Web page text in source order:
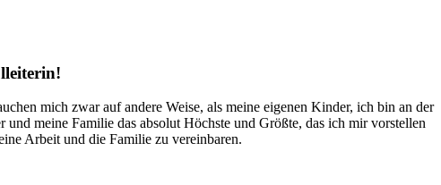
mich zwar auf andere Weise, als meine eigenen Kinder, ich bin an der
meine Familie das absolut Höchste und Größte, das ich mir vorstellen
Arbeit und die Familie zu vereinbaren.